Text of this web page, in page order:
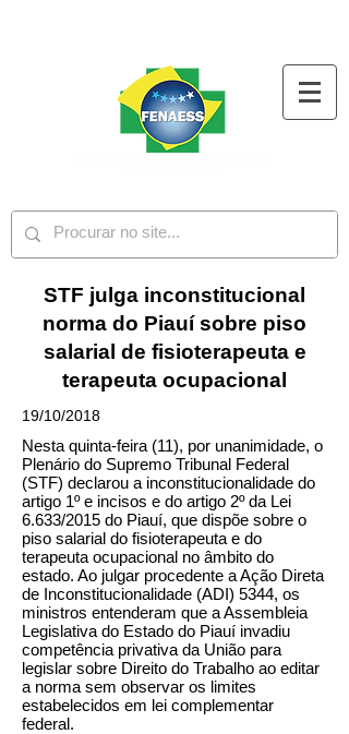
STF julga inconstitucional
norma do Piauí sobre piso
salarial de fisioterapeuta e
terapeuta ocupacional
19/10/2018
Nesta quinta-feira (11), por unanimidade, o
Plenário do Supremo Tribunal Federal
(STF) declarou a inconstitucionalidade do
artigo 1º e incisos e do artigo 2º da Lei
6.633/2015 do Piauí, que dispõe sobre o
piso salarial do fisioterapeuta e do
terapeuta ocupacional no âmbito do
estado. Ao julgar procedente a Ação Direta
de Inconstitucionalidade (ADI) 5344, os
ministros entenderam que a Assembleia
Legislativa do Estado do Piauí invadiu
competência privativa da União para
legislar sobre Direito do Trabalho ao editar
a norma sem observar os limites
estabelecidos em lei complementar
federal.